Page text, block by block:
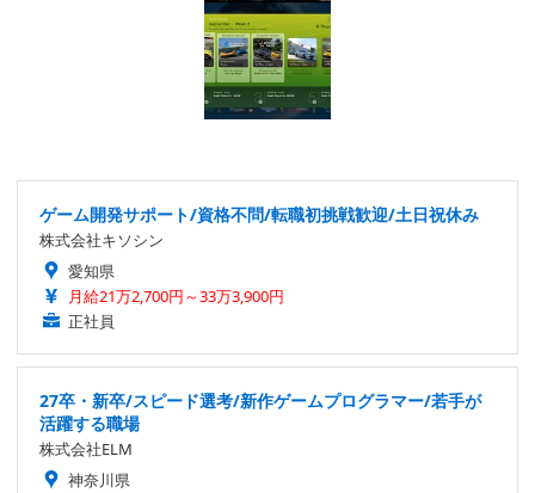
ゲーム開発サポート/資格不問/転職初挑戦歓迎/土日祝休み
株式会社キソシン
愛知県
月給21万2,700円～33万3,900円
正社員
27卒・新卒/スピード選考/新作ゲームプログラマー/若手が
活躍する職場
株式会社ELM
神奈川県